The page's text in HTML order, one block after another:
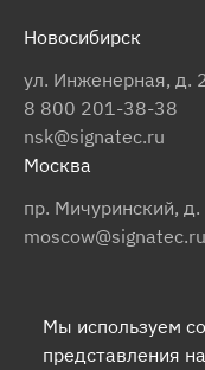
Новосибирск
ул. Инженерная, д.
8 800 201-38-38
nsk@signatec.ru
Москва
пр. Мичуринский,
moscow@signatec.ru
Пользовательское
Политика
Мы используем
представления